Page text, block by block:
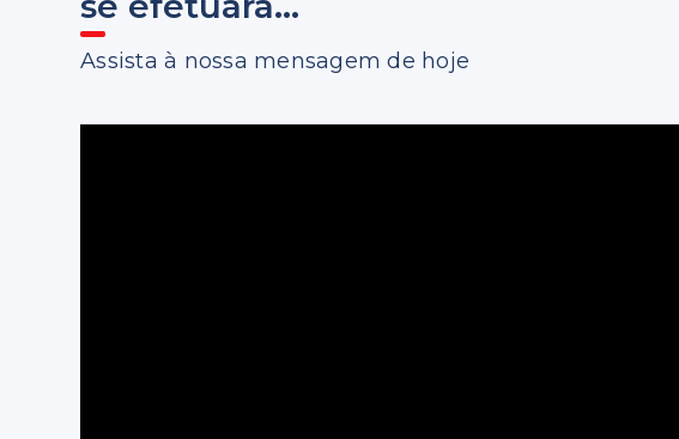
Assista à nossa mensagem de hoje